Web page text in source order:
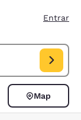
Entrar
de check-in ago
Map